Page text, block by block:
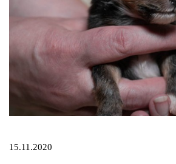
15.11.2020